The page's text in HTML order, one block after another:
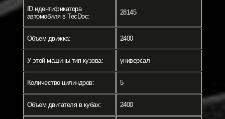
ID идентификатора
автомобиля в TecDoc:
28145
Объем движка: 2400
У этой машины тип кузова: универсал
Количество цилиндров: 5
Объем двигателя в кубах: 2400